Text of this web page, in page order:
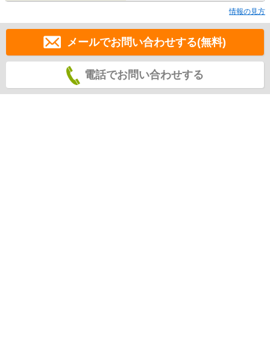
情報の見方
メールでお問い合わせする(無料)
電話でお問い合わせする